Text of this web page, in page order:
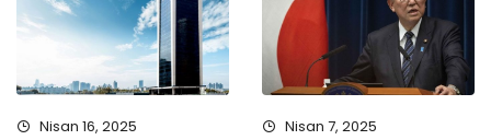
Nisan 16, 2025 Nisan 7, 2025